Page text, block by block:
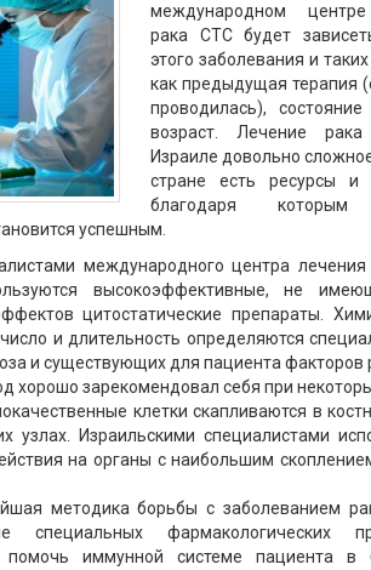
международном
рака СТС будет
этого заболевания и
как предыдущая терапия
проводилась), состояние
возраст. Лечение
Израиле довольно
стране есть ресурсы и
благодаря которым
успешным.
международного центра
высокоэффективные, не
цитостатические препараты.
и длительность определяются
и существующих для пациента факторов
хорошо зарекомендовал себя при
клетки скапливаются в
узлах. Израильскими специалистами
на органы с наибольшим
методика борьбы с заболеванием
специальных фармакологических
помочь иммунной системе пациента в